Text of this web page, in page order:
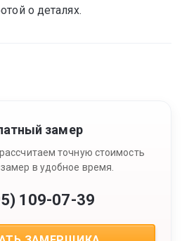
о деталях.
замер
точную стоимость
в удобное время.
109-07-39